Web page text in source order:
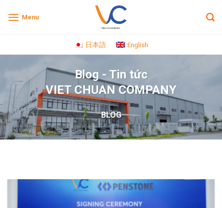
Menu
日本語 English
Blog - Tin tức
VIET CHUAN COMPANY
BLOG